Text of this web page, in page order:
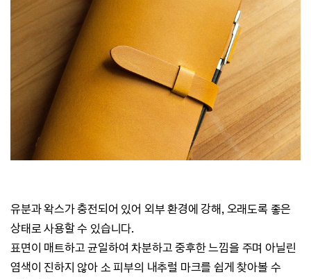
유분과 왁스가 충전되어 있어 외부 환경에 강해, 오래도록 좋은
상태로 사용할 수 있습니다.
표면이 매트하고 균일하여 차분하고 중후한 느낌을 주며 아닐린
염색이 진하지 않아 소 피부의 내추럴 마크를 쉽게 찾아볼 수